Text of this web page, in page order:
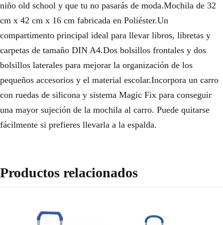
niño old school y que tu no pasarás de moda.Mochila de 32
cm x 42 cm x 16 cm fabricada en Poliéster.Un
compartimento principal ideal para llevar libros, libretas y
carpetas de tamaño DIN A4.Dos bolsillos frontales y dos
bolsillos laterales para mejorar la organización de los
pequeños accesorios y el material escolar.Incorpora un carro
con ruedas de silicona y sistema Magic Fix para conseguir
una mayor sujeción de la mochila al carro. Puede quitarse
fácilmente si prefieres llevarla a la espalda.
Productos relacionados